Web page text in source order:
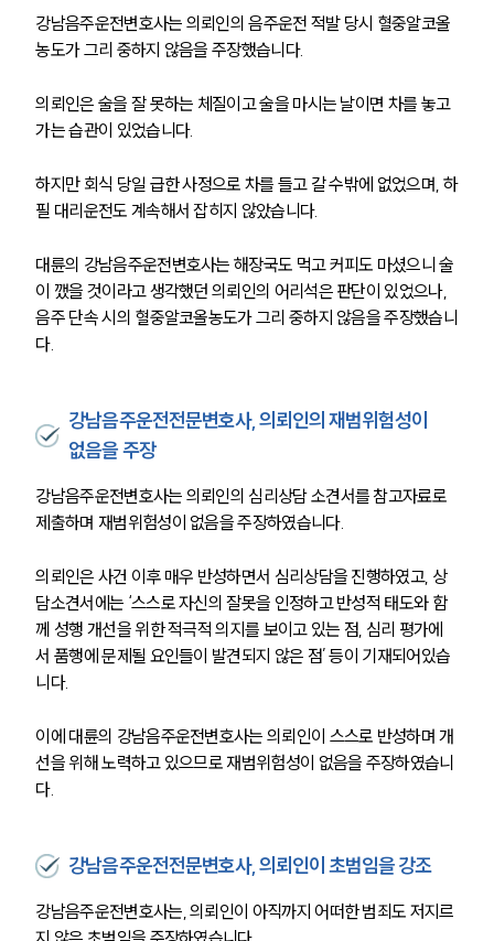
강남음주운전변호사는 의뢰인의 음주운전 적발 당시 혈중알코올
농도가 그리 중하지 않음을 주장했습니다.
의뢰인은 술을 잘 못하는 체질이고 술을 마시는 날이면 차를 놓고
가는 습관이 있었습니다.
하지만 회식 당일 급한 사정으로 차를 들고 갈 수밖에 없었으며, 하
필 대리운전도 계속해서 잡히지 않았습니다.
대륜의 강남음주운전변호사는 해장국도 먹고 커피도 마셨으니 술
이 깼을 것이라고 생각했던 의뢰인의 어리석은 판단이 있었으나,
음주 단속 시의 혈중알코올농도가 그리 중하지 않음을 주장했습니
다.
강남음주운전전문변호사, 의뢰인의 재범위험성이
없음을 주장
강남음주운전변호사는 의뢰인의 심리상담 소견서를 참고자료로
제출하며 재범위험성이 없음을 주장하였습니다.
의뢰인은 사건 이후 매우 반성하면서 심리상담을 진행하였고, 상
담소견서에는 ‘스스로 자신의 잘못을 인정하고 반성적 태도와 함
께 성행 개선을 위한 적극적 의지를 보이고 있는 점, 심리 평가에
서 품행에 문제될 요인들이 발견되지 않은 점’ 등이 기재되어있습
니다.
이에 대륜의 강남음주운전변호사는 의뢰인이 스스로 반성하며 개
선을 위해 노력하고 있으므로 재범위험성이 없음을 주장하였습니
다.
강남음주운전전문변호사, 의뢰인이 초범임을 강조
강남음주운전변호사는, 의뢰인이 아직까지 어떠한 범죄도 저지르